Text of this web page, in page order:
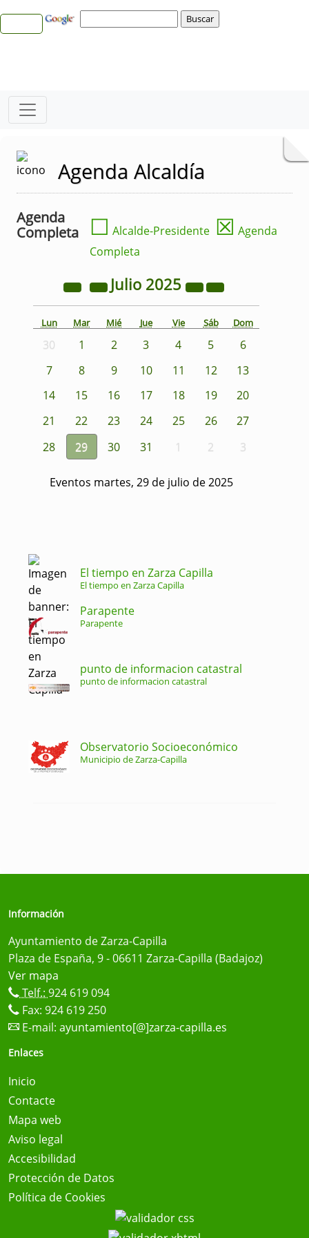
Agenda Alcaldía
Agenda
Completa
☐ Alcalde-Presidente ☒ Agenda
Completa
Julio 2025
Lun Mar Mié Jue Vie Sáb Dom
30 1 2 3 4 5
6
7
8 9 10 11 12
13
14
15 16 17 18 19
20
21
22 23 24 25 26
27
28
29 30 31 1 2 3
Eventos martes, 29 de julio de 2025
El tiempo en Zarza Capilla
El tiempo en Zarza Capilla
Parapente
Parapente
punto de informacion catastral
punto de informacion catastral
Observatorio Socioeconómico
Municipio de Zarza-Capilla
Información
Ayuntamiento de Zarza-Capilla
Plaza de España, 9 - 06611 Zarza-Capilla (Badajoz)
Ver mapa
Telf.: 924 619 094
Fax: 924 619 250
E-mail: ayuntamiento[@]zarza-capilla.es
Enlaces
Inicio
Contacte
Mapa web
Aviso legal
Accesibilidad
Protección de Datos
Política de Cookies